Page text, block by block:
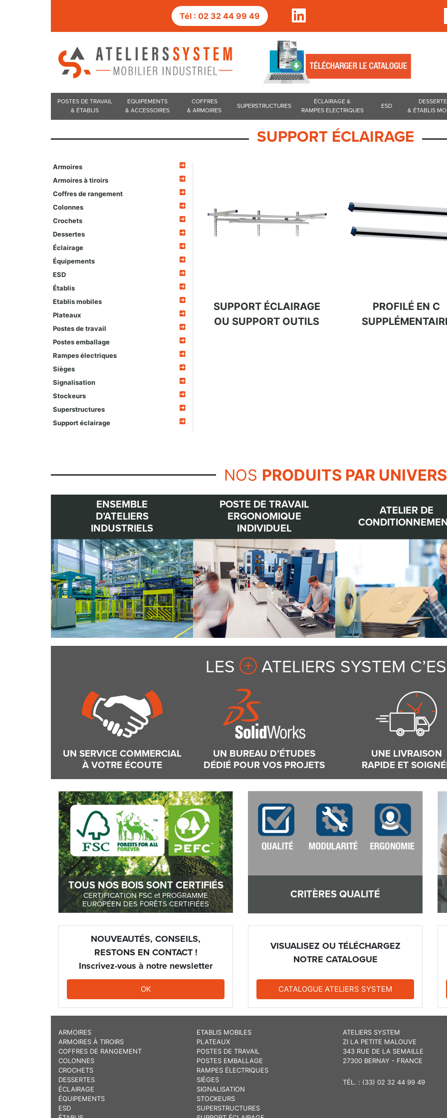
Tél : 02 32 44 99 49
POSTES DE TRAVAIL
& ÉTABLIS
EQUIPEMENTS
& ACCESSOIRES
COFFRES
& ARMOIRES
SUPERSTRUCTURES
ÉCLAIRAGE &
RAMPES ELECTRIQUES
ESD
& ÉTABLIS
SUPPORT ÉCLAIRAGE
Armoires
Armoires à tiroirs
Coffres de rangement
Colonnes
Crochets
Dessertes
Éclairage
Équipements
ESD
Établis
Etablis mobiles
Plateaux
Postes de travail
Postes emballage
Rampes électriques
Sièges
Signalisation
Stockeurs
Superstructures
Support éclairage
SUPPORT ÉCLAIRAGE
OU SUPPORT OUTILS
PROFILÉ EN C
NOS PRODUITS PAR UNIVERS
ENSEMBLE
D’ATELIERS
INDUSTRIELS
POSTE DE TRAVAIL
ERGONOMIQUE
INDIVIDUEL
ATELIER DE
LES ATELIERS SYSTEM
UN SERVICE COMMERCIAL
À VOTRE ÉCOUTE
UN BUREAU D’ÉTUDES
DÉDIÉ POUR VOS PROJETS
UNE LIVRAISON
RAPIDE ET
TOUS NOS BOIS SONT CERTIFIÉS
CERTIFICATION FSC et PROGRAMME
EUROPÉEN DES FORÊTS CERTIFIÉES
CRITÈRES QUALITÉ
NOUVEAUTÉS, CONSEILS,
RESTONS EN CONTACT !
Inscrivez-vous à notre newsletter
OK
VISUALISEZ OU TÉLÉCHARGEZ
NOTRE CATALOGUE
CATALOGUE ATELIERS SYSTEM
ARMOIRES
ARMOIRES À TIROIRS
COFFRES DE RANGEMENT
COLONNES
CROCHETS
DESSERTES
ÉCLAIRAGE
ÉQUIPEMENTS
ESD
ETABLIS MOBILES
PLATEAUX
POSTES DE TRAVAIL
POSTES EMBALLAGE
RAMPES ÉLECTRIQUES
SIÈGES
SIGNALISATION
STOCKEURS
SUPERSTRUCTURES
ATELIERS SYSTEM
ZI LA PETITE MALOUVE
343 RUE DE LA SEMAILLE
27300 BERNAY - FRANCE
TÉL. : (33) 02 32 44 99 49